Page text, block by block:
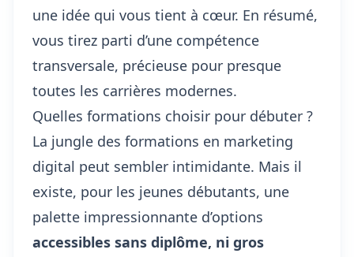
une idée qui vous tient à cœur. En résumé,
vous tirez parti d’une compétence
transversale, précieuse pour presque
toutes les carrières modernes.
Quelles formations choisir pour débuter ?
La jungle des formations en marketing
digital peut sembler intimidante. Mais il
existe, pour les jeunes débutants, une
palette impressionnante d’options
accessibles sans diplôme, ni gros